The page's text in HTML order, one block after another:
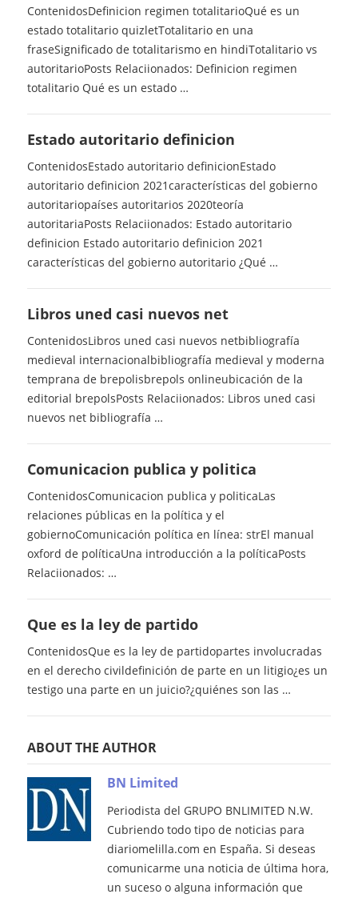
ContenidosDefinicion regimen totalitarioQué es un
estado totalitario quizletTotalitario en una
fraseSignificado de totalitarismo en hindiTotalitario vs
autoritarioPosts Relaciionados: Definicion regimen
totalitario Qué es un estado …
Estado autoritario definicion
ContenidosEstado autoritario definicionEstado
autoritario definicion 2021características del gobierno
autoritariopaíses autoritarios 2020teoría
autoritariaPosts Relaciionados: Estado autoritario
definicion Estado autoritario definicion 2021
características del gobierno autoritario ¿Qué …
Libros uned casi nuevos net
ContenidosLibros uned casi nuevos netbibliografía
medieval internacionalbibliografía medieval y moderna
temprana de brepolisbrepols onlineubicación de la
editorial brepolsPosts Relaciionados: Libros uned casi
nuevos net bibliografía …
Comunicacion publica y politica
ContenidosComunicacion publica y politicaLas
relaciones públicas en la política y el
gobiernoComunicación política en línea: strEl manual
oxford de políticaUna introducción a la políticaPosts
Relaciionados: …
Que es la ley de partido
ContenidosQue es la ley de partidopartes involucradas
en el derecho civildefinición de parte en un litigio¿es un
testigo una parte en un juicio?¿quiénes son las …
ABOUT THE AUTHOR
BN Limited
Periodista del GRUPO BNLIMITED N.W.
Cubriendo todo tipo de noticias para
diariomelilla.com en España. Si deseas
comunicarme una noticia de última hora,
un suceso o alguna información que